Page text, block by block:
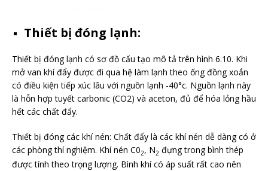
Thiết bị đóng lạnh:
Thiết bị đóng lạnh có sơ đồ cấu tạo mô tả trên hình 6.10. Khi
mở van khí đẩy được đi qua hệ làm lạnh theo ống đồng xoắn
có điều kiện tiếp xúc lâu với nguồn lạnh -40°c. Nguồn lạnh này
là hỗn hợp tuyết carbonic (CO2) và aceton, đủ để hóa lỏng hầu
hết các chất đẩy.
Thiết bị đóng các khí nén: Chất đẩy là các khí nén dễ dàng có ở
các phòng thí nghiệm. Khí nén C02, N2 đựng trong bình thép
được tính theo trọng lượng. Bình khí có áp suất rất cao nên